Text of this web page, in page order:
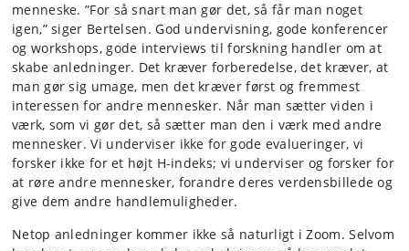
menneske. ”For så snart man gør det, så får man noget
igen,” siger Bertelsen. God undervisning, gode konferencer
og workshops, gode interviews til forskning handler om at
skabe anledninger. Det kræver forberedelse, det kræver, at
man gør sig umage, men det kræver først og fremmest
interessen for andre mennesker. Når man sætter viden i
værk, som vi gør det, så sætter man den i værk med andre
mennesker. Vi underviser ikke for gode evalueringer, vi
forsker ikke for et højt H-indeks; vi underviser og forsker for
at røre andre mennesker, forandre deres verdensbillede og
give dem andre handlemuligheder.
Netop anledninger kommer ikke så naturligt i Zoom. Selvom